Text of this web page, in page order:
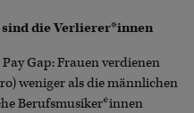
die Verlierer*innen
Gap: Frauen verdienen
weniger als die männlichen
Berufsmusiker*innen